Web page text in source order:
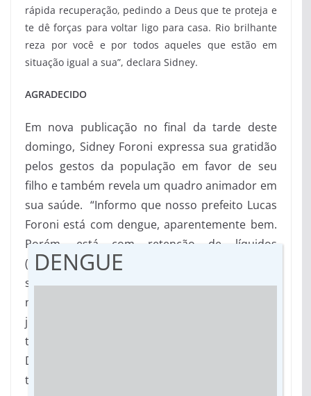
rápida recuperação, pedindo a Deus que te proteja e
te dê forças para voltar ligo para casa. Rio brilhante
reza por você e por todos aqueles que estão em
situação igual a sua”, declara Sidney.
AGRADECIDO
Em nova publicação no final da tarde deste
domingo, Sidney Foroni expressa sua gratidão
pelos gestos da população em favor de seu
filho e também revela um quadro animador em
sua saúde. “Informo que nosso prefeito Lucas
Foroni está com dengue, aparentemente bem.
Porém, está com retenção de líquidos
(urinando pouco) e precisa exames mais
sofisticados (tomografia, ressonância, etc) que
não faz em Rio Brilhante. Então resolvemos,
juntamente com ele, que o melhor seria a sua
transferência para o Hospital Santa Rita em
Dourados, onde ele vai ficar internado, fazer
todos exames necessários e vai ficar na UTI por
DENGUE